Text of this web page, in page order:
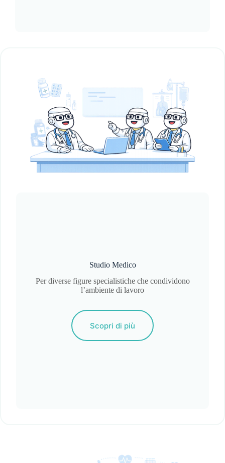
Studio Medico
Per diverse figure specialistiche che condividono
l’ambiente di lavoro
Scopri di più